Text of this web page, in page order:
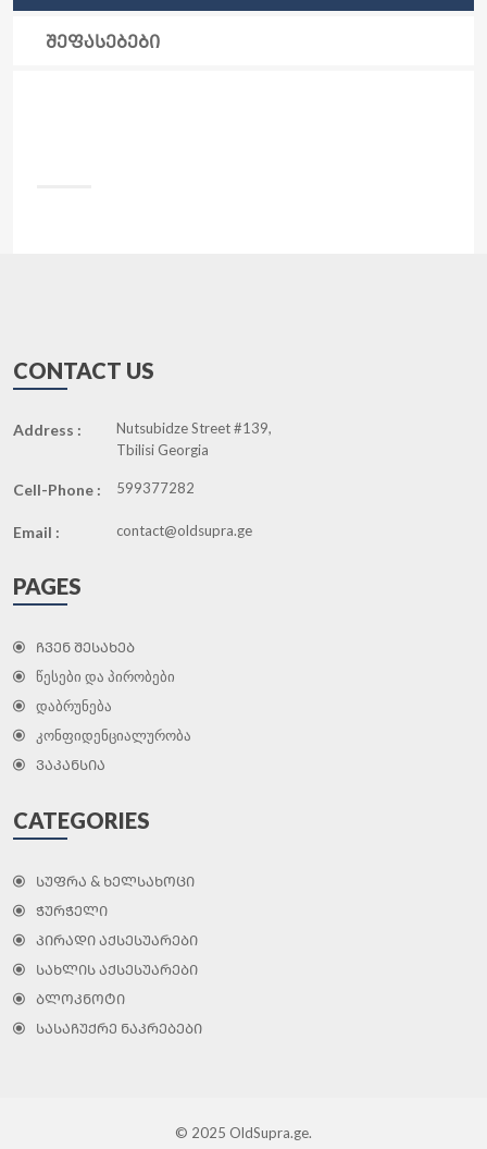
ᲨᲔᲤᲐᲡᲔᲑᲔᲑᲘ
CONTACT US
Address :
Nutsubidze Street #139,
Tbilisi Georgia
Cell-Phone : 599377282
Email : contact@oldsupra.ge
PAGES
ᲩᲕᲔᲜ ᲨᲔᲡᲐᲮᲔᲑ
წესები და პირობები
დაბრუნება
კონფიდენციალურობა
ᲕᲐᲙᲐᲜᲡᲘᲐ
CATEGORIES
ᲡᲣᲤᲠᲐ & ᲮᲔᲚᲡᲐᲮᲝᲪᲘ
ᲭᲣᲠᲭᲔᲚᲘ
ᲞᲘᲠᲐᲓᲘ ᲐᲥᲡᲔᲡᲣᲐᲠᲔᲑᲘ
ᲡᲐᲮᲚᲘᲡ ᲐᲥᲡᲔᲡᲣᲐᲠᲔᲑᲘ
ᲑᲚᲝᲙᲜᲝᲢᲘ
ᲡᲐᲡᲐᲩᲣᲥᲠᲔ ᲜᲐᲙᲠᲔᲑᲔᲑᲘ
© 2025 OldSupra.ge.